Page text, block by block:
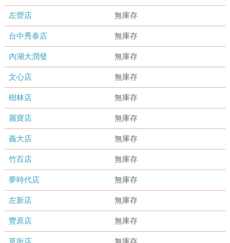
左營店 無庫存
台中秀泰店 無庫存
內湖大潤發 無庫存
文心店 無庫存
樹林店 無庫存
麗寶店 無庫存
義大店 無庫存
竹百店 無庫存
夢時代店 無庫存
左新店 無庫存
豐原店 無庫存